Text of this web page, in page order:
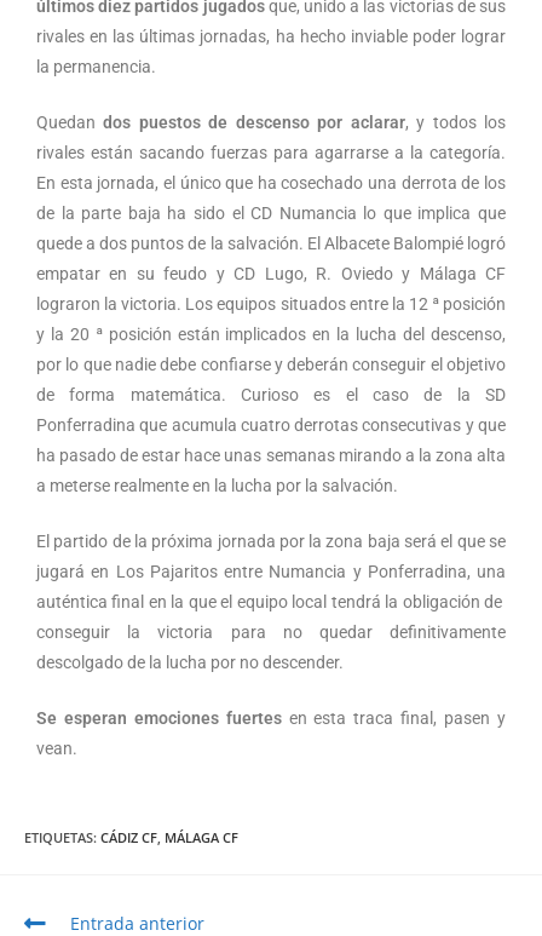
últimos diez partidos jugadosque, unido a las victorias de sus
rivales en las últimas jornadas, ha hecho inviable poder lograr
la permanencia.
Quedandos puestos de descenso por aclarar, y todos los
rivales están sacando fuerzas para agarrarse a la categoría.
En esta jornada, el único que ha cosechado una derrota de los
de la parte baja ha sido el CD Numancia lo que implica que
quede a dos puntos de la salvación. El Albacete Balompié logró
empatar en su feudo y CD Lugo, R. Oviedo y Málaga CF
lograron la victoria. Los equipos situados entre la 12 ª posición
y la 20 ª posición están implicados en la lucha del descenso,
por lo que nadie debe confiarse y deberán conseguir el objetivo
de forma matemática. Curioso es el caso de la SD
Ponferradina que acumula cuatro derrotas consecutivas y que
ha pasado de estar hace unas semanas mirando a la zona alta
a meterse realmente en la lucha por la salvación.
El partido de la próxima jornada por la zona baja será el que se
jugará en Los Pajaritos entre Numancia y Ponferradina, una
auténtica final en la que el equipo local tendrá la obligación de
conseguir la victoria para no quedar definitivamente
descolgado de la lucha por no descender.
Se esperan emociones fuertesen esta traca final, pasen y
vean.
ETIQUETAS: CÁDIZ CF MÁLAGA CF
Entrada anterior